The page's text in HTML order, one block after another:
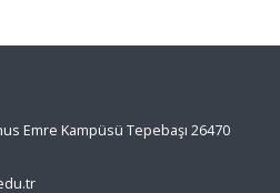
Emre Kampüsü Tepebaşı 26470